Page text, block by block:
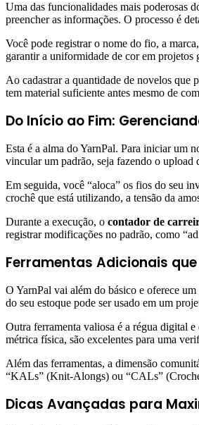
Uma das funcionalidades mais poderosas
preencher as informações. O processo é
Você pode registrar o nome do fio, a
garantir a uniformidade de cor em
Ao cadastrar a quantidade de novelos que
tem material suficiente antes mesmo de
Do Início ao Fim:
Esta é a alma do YarnPal. Para iniciar um
vincular um padrão, seja fazendo o
Em seguida, você “aloca” os fios do seu
crochê que está utilizando, a tensão da
Durante a execução, o contador de
registrar modificações no padrão, como
Ferramentas Adicionais
O YarnPal vai além do básico e oferece
do seu estoque pode ser usado em um
Outra ferramenta valiosa é a régua digital
métrica física, são excelentes para uma
Além das ferramentas, a dimensão
“KALs” (Knit-Alongs) ou “CALs”
Dicas Avançadas para